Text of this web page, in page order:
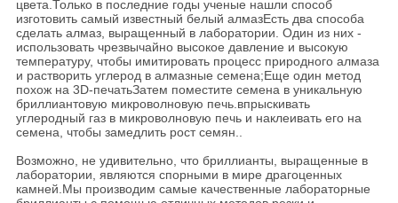
цвета.Только в последние годы ученые нашли способ
изготовить самый известный белый алмазЕсть два способа
сделать алмаз, выращенный в лаборатории. Один из них -
использовать чрезвычайно высокое давление и высокую
температуру, чтобы имитировать процесс природного алмаза
и растворить углерод в алмазные семена;Еще один метод
похож на 3D-печатьЗатем поместите семена в уникальную
бриллиантовую микроволновую печь.впрыскивать
углеродный газ в микроволновую печь и наклеивать его на
семена, чтобы замедлить рост семян..
Возможно, не удивительно, что бриллианты, выращенные в
лаборатории, являются спорными в мире драгоценных
камней.Мы производим самые качественные лабораторные